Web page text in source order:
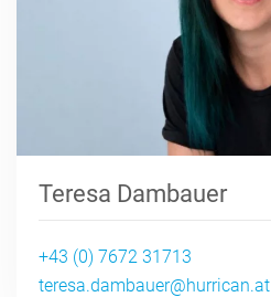
Teresa Dambauer
+43 (0) 7672 31713
teresa.dambauer@hurrican.at